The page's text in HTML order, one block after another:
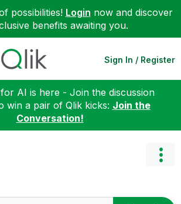
possibilities! Login now and discover
benefits awaiting you.
Sign In / Register
AI is here - Join the discussion
win a pair of Qlik kicks: Join the
Conversation!